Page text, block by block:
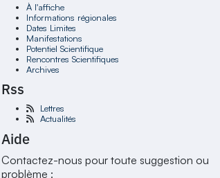
À l'affiche
Informations régionales
Dates Limites
Manifestations
Potentiel Scientifique
Rencontres Scientifiques
Archives
Rss
Lettres
Actualités
Aide
Contactez-nous pour toute suggestion ou
problème :